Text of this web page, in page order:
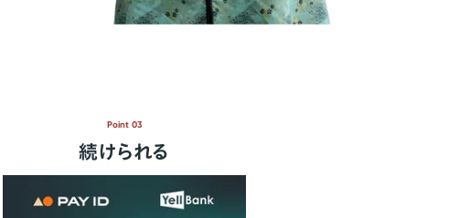
Point 03
続けられる